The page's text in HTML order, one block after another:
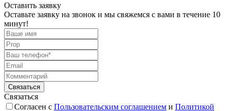
Оставить заявку
Оставьте заявку на звонок и мы свяжемся с вами в течение 10
минут!
Связаться
Согласен с Пользовательским соглашением и Политикой